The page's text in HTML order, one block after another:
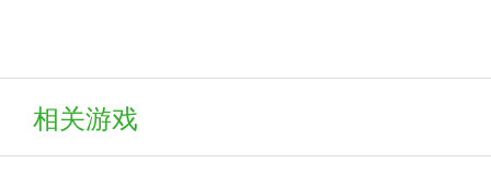
相关游戏